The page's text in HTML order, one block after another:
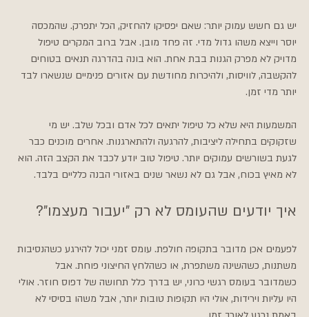
יש גם חשש עמוק יותר: שאם יפסיקו להחזיק, הכל יתפרק. שהמכסה
יוסר וייצא משהו גדול מדי. זה פחד מובן. אבל ברוב המקרים טיפול
מדויק לא מפרק הגנות בבת אחת. הוא בונה בהדרגה תנאים בטוחים
להקשבה, לוויסות, ולהיכרות מחודשת עם אזורים פנימיים שנשארו לבד
יותר מדי זמן.
המשמעות היא שלא כל טיפול יתאים לכל אדם ובכל שלב. יש מי
שזקוקים בתחילה ליציבות, להרגעה ולהתארגנות. אחרים מוכנים כבר
לגעת בשורשים עמוקים יותר. טיפול טוב יודע לכבד את הקצב הזה. הוא
לא מאיץ בכוח, אבל גם לא נשאר שנים באזורי הבנה כלליים בלבד.
איך יודעים שהעומס לא רק "יעבור מעצמו"?
לפעמים אכן מדובר בתקופה חולפת. עומס זמני יכול להירגע כשהנסיבות
משתנות, כשהשינה משתפרת, או כשהלחץ החיצוני פוחת. אבל
כשמדובר בעומס רגשי כרוני, יש בדרך כלל תחושה של דפוס חוזר. אולי
היו עליות וירידות, אולי היו תקופות טובות יותר, אבל משהו בסיסי לא